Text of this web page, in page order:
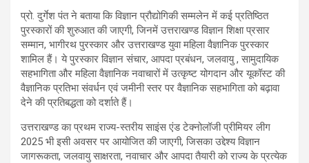
प्रो. दुर्गेश पंत ने बताया कि विज्ञान प्रौद्योगिकी सम्मलेन में कई प्रतिष्ठित
पुरस्कारों की शुरुआत की जाएगी, जिनमें उत्तराखण्ड विज्ञान शिक्षा प्रसार
सम्मान, भागीरथ पुरस्कार और उत्तराखण्ड युवा महिला वैज्ञानिक पुरस्कार
शामिल हैं। ये पुरस्कार विज्ञान संचार, आपदा प्रबंधन, जलवायु , सामुदायिक
सहभागिता और महिला वैज्ञानिक नवाचारों में उत्कृष्ट योगदान और यूकॉस्ट की
वैज्ञानिक प्रतिभा संवर्धन एवं जमीनी स्तर पर वैज्ञानिक सहभागिता को बढ़ावा
देने की प्रतिबद्धता को दर्शाते हैं।
उत्तराखण्ड का प्रथम राज्य-स्तरीय साइंस एंड टेक्नोलॉजी प्रीमियर लीग
2025 भी इसी अवसर पर आयोजित की जाएगी, जिसका उद्देश्य विज्ञान
जागरूकता, जलवायु साक्षरता, नवाचार और आपदा तैयारी को राज्य के प्रत्येक